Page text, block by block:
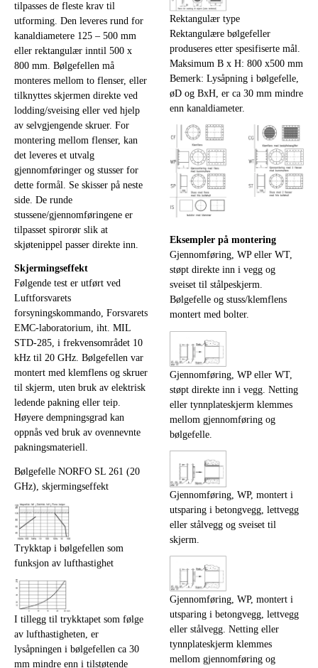
tilpasses de fleste krav til
utforming. Den leveres rund for
kanaldiametere 125 – 500 mm
eller rektangulær inntil 500 x
800 mm. Bølgefellen må
monteres mellom to flenser, eller
tilknyttes skjermen direkte ved
lodding/sveising eller ved hjelp
av selvgjengende skruer. For
montering mellom flenser, kan
det leveres et utvalg
gjennomføringer og stusser for
dette formål. Se skisser på neste
side. De runde
stussene/gjennomføringene er
tilpasset spirorør slik at
skjøtenippel passer direkte inn.
Skjermingseffekt
Følgende test er utført ved
Luftforsvarets
forsyningskommando, Forsvarets
EMC-laboratorium, iht. MIL
STD-285, i frekvensområdet 10
kHz til 20 GHz. Bølgefellen var
montert med klemflens og skruer
til skjerm, uten bruk av elektrisk
ledende pakning eller teip.
Høyere dempningsgrad kan
oppnås ved bruk av ovennevnte
pakningsmateriell.
Bølgefelle NORFO SL 261 (20
GHz), skjermingseffekt
Trykktap i bølgefellen som
funksjon av lufthastighet
I tillegg til trykktapet som følge
av lufthastigheten, er
lysåpningen i bølgefellen ca 30
mm mindre enn i tilstøtende
Rektangulær type
Rektangulære bølgefeller
produseres etter spesifiserte mål.
Maksimum B x H: 800 x500 mm
Bemerk: Lysåpning i bølgefelle,
øD og BxH, er ca 30 mm mindre
enn kanaldiameter.
Eksempler på montering
Gjennomføring, WP eller WT,
støpt direkte inn i vegg og
sveiset til stålpeskjerm.
Bølgefelle og stuss/klemflens
montert med bolter.
Gjennomføring, WP eller WT,
støpt direkte inn i vegg. Netting
eller tynnplateskjerm klemmes
mellom gjennomføring og
bølgefelle.
Gjennomføring, WP, montert i
utsparing i betongvegg, lettvegg
eller stålvegg og sveiset til
skjerm.
Gjennomføring, WP, montert i
utsparing i betongvegg, lettvegg
eller stålvegg. Netting eller
tynnplateskjerm klemmes
mellom gjennomføring og